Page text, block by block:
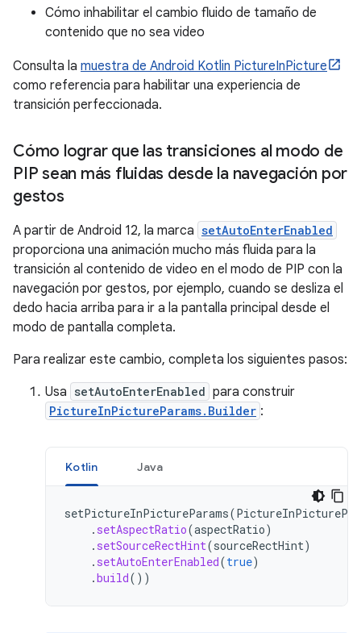
Cómo inhabilitar el cambio fluido de tamaño de
contenido que no sea video
Consulta la muestra de Android Kotlin PictureInPicture
como referencia para habilitar una experiencia de
transición perfeccionada.
Cómo lograr que las transiciones al modo de
PIP sean más fluidas desde la navegación por
gestos
A partir de Android 12, la marca setAutoEnterEnabled
proporciona una animación mucho más fluida para la
transición al contenido de video en el modo de PIP con la
navegación por gestos, por ejemplo, cuando se desliza el
dedo hacia arriba para ir a la pantalla principal desde el
modo de pantalla completa.
Para realizar este cambio, completa los siguientes pasos:
Usa setAutoEnterEnabled para construir
PictureInPictureParams.Builder :
Kotlin Java
setPictureInPictureParams(
. setAspectRatio(aspectRatio)
. setSourceRectHint(sourceRectHint)
. setAutoEnterEnabled(true)
.build())